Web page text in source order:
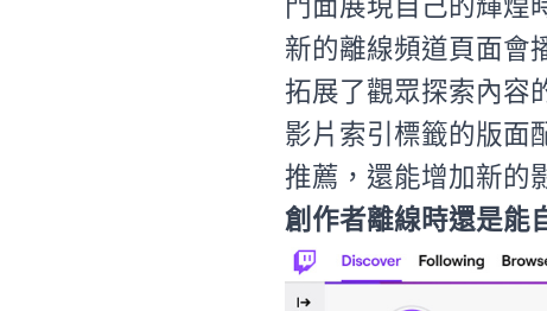
新的離線頻道頁面會
拓展了觀眾探索內容
影片索引標籤的版面
推薦，還能增加新的
創作者離線時還是能